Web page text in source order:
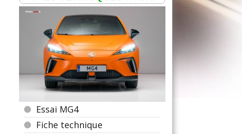
Essai MG4
Fiche technique